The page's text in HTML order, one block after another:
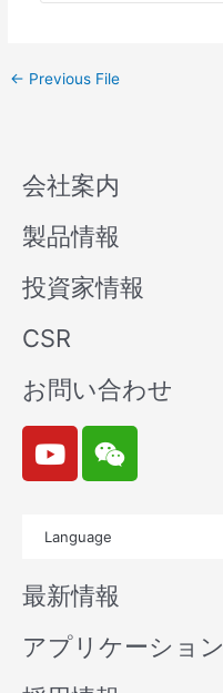
← Previous File
会社案内
製品情報
投資家情報
CSR
お問い合わせ
Y
o
u
b
e
W
e
i
n
Language
最新情報
アプリケーション